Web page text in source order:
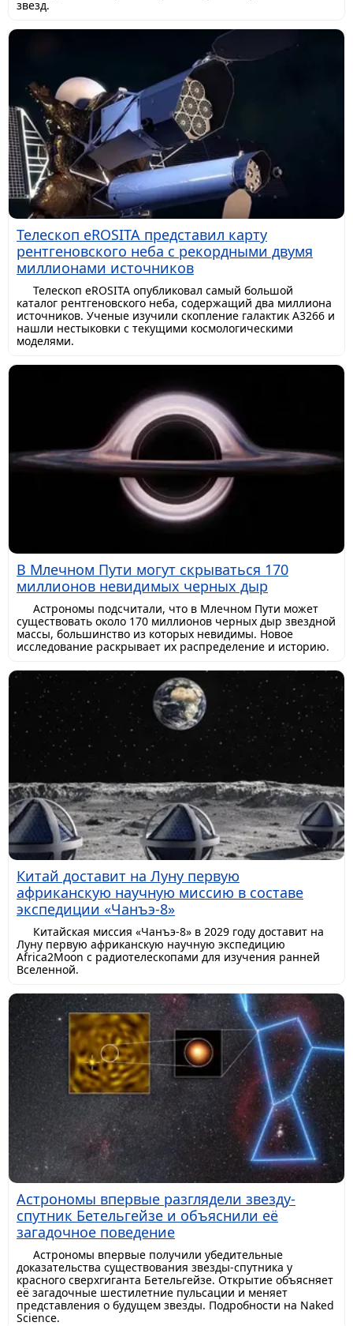
звезд.
Телескоп eROSITA представил карту
рентгеновского неба с рекордными двумя
миллионами источников
Телескоп eROSITA опубликовал самый большой
каталог рентгеновского неба, содержащий два миллиона
источников. Ученые изучили скопление галактик A3266 и
нашли нестыковки с текущими космологическими
моделями.
В Млечном Пути могут скрываться 170
миллионов невидимых черных дыр
Астрономы подсчитали, что в Млечном Пути может
существовать около 170 миллионов черных дыр звездной
массы, большинство из которых невидимы. Новое
исследование раскрывает их распределение и историю.
Китай доставит на Луну первую
африканскую научную миссию в составе
экспедиции «Чанъэ-8»
Китайская миссия «Чанъэ-8» в 2029 году доставит на
Луну первую африканскую научную экспедицию
Africa2Moon с радиотелескопами для изучения ранней
Вселенной.
Астрономы впервые разглядели звезду-
спутник Бетельгейзе и объяснили её
загадочное поведение
Астрономы впервые получили убедительные
доказательства существования звезды-спутника у
красного сверхгиганта Бетельгейзе. Открытие объясняет
её загадочные шестилетние пульсации и меняет
представления о будущем звезды. Подробности на Naked
Science.